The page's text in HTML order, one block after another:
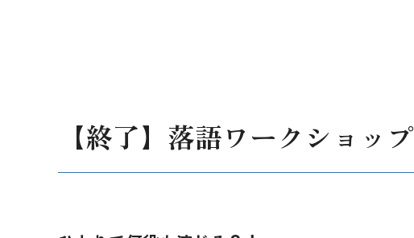
【終了】落語ワークショップ